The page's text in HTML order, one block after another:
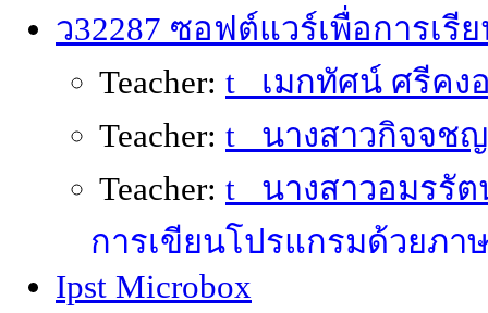
ว32287 ซอฟต์แวร์เพื่อการเรี
Teacher: t_ เมกทัศน์ ศรีคง
Teacher: t_ นางสาวกิจจช
Teacher: t_ นางสาวอมรรั
การเขียนโปรแกรมด้วยภา
Ipst Microbox